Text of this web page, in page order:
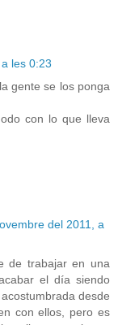
les 0:23
gente se los ponga
con lo que lleva
del 2011, a
de trabajar en una
el día siendo
desde
con ellos, pero es